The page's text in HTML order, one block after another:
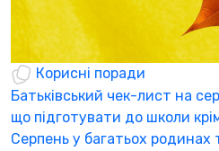
Корисні поради
Батьківський чек-лист на
що підготувати до школи
Серпень у багатьох родинах